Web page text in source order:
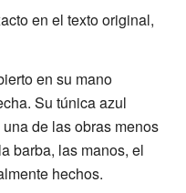
en el texto original,
en su mano
Su túnica azul
de las obras menos
barba, las manos, el
hechos.